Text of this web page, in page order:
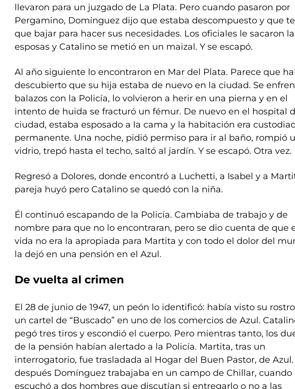
llevaron para un juzgado de La Plata. Pero cuando pasaron por
Pergamino, Domínguez dijo que estaba descompuesto y que
que bajar para hacer sus necesidades. Los oficiales le sacaron
esposas y Catalino se metió en un maizal. Y se escapó.
Al año siguiente lo encontraron en Mar del Plata. Parece que
descubierto que su hija estaba de nuevo en la ciudad. Se
balazos con la Policía, lo volvieron a herir en una pierna y en el
intento de huida se fracturó un fémur. De nuevo en el hospital
ciudad, estaba esposado a la cama y la habitación era
permanente. Una noche, pidió permiso para ir al baño, rompió
vidrio, trepó hasta el techo, saltó al jardín. Y se escapó. Otra vez.
Regresó a Dolores, donde encontró a Luchetti, a Isabel y a
pareja huyó pero Catalino se quedó con la niña.
Él continuó escapando de la Policía. Cambiaba de trabajo y de
nombre para que no lo encontraran, pero se dio cuenta de que
vida no era la apropiada para Martita y con todo el dolor del
la dejó en una pensión en el Azul.
De vuelta al crimen
El 28 de junio de 1947, un peón lo identificó: había visto su
un cartel de “Buscado” en uno de los comercios de Azul.
pegó tres tiros y escondió el cuerpo. Pero mientras tanto, los
de la pensión habían alertado a la Policía. Martita, tras un
interrogatorio, fue trasladada al Hogar del Buen Pastor, de
después Domínguez trabajaba en un campo de Chillar, cuando
escuchó a dos hombres que discutían si entregarlo o no a las